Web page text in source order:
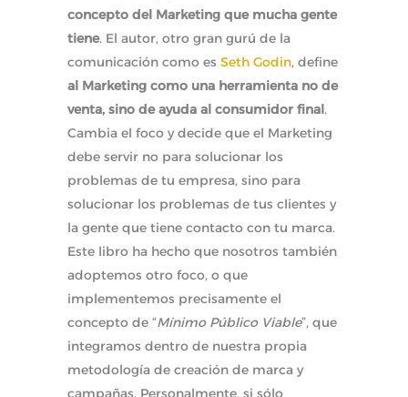
concepto del Marketing que mucha gente
tiene. El autor, otro gran gurú de la
comunicación como es Seth Godin, define
al Marketing como una herramienta no de
venta, sino de ayuda al consumidor final.
Cambia el foco y decide que el Marketing
debe servir no para solucionar los
problemas de tu empresa, sino para
solucionar los problemas de tus clientes y
la gente que tiene contacto con tu marca.
Este libro ha hecho que nosotros también
adoptemos otro foco, o que
implementemos precisamente el
concepto de “Mínimo Público Viable”, que
integramos dentro de nuestra propia
metodología de creación de marca y
campañas. Personalmente, si sólo